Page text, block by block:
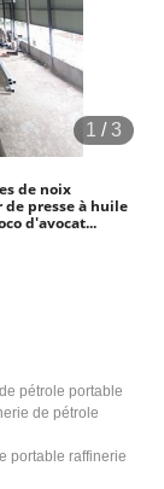
1 /3
de noix
de presse à huile
d'avocat...
pétrole portable
de pétrole
portable raffinerie